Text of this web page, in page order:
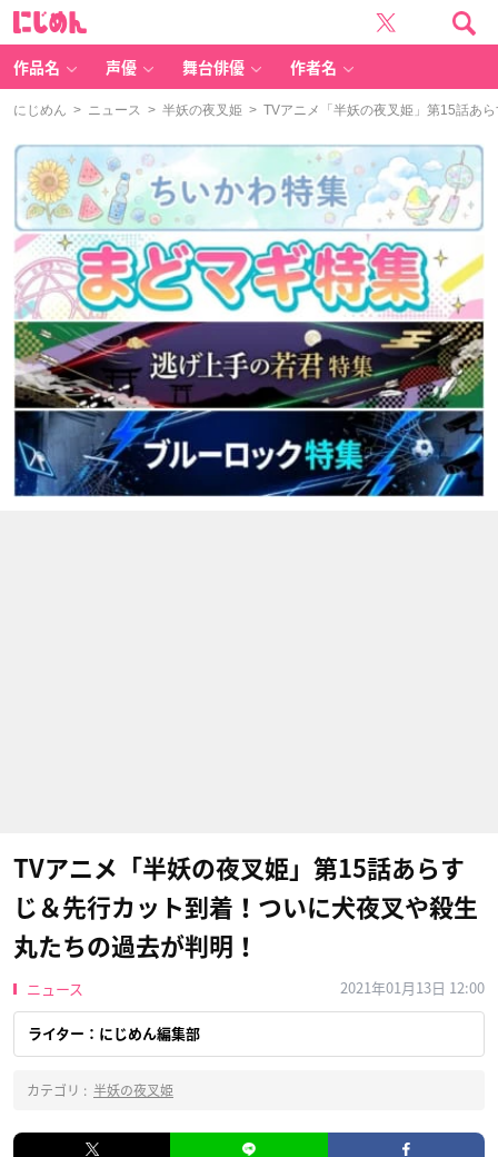
作品名 声優 舞台俳優 作者名
にじめん > ニュース > 半妖の夜叉姫 > TVアニメ「半妖の夜叉姫」第15話あ
TVアニメ「半妖の夜叉姫」第15話あらす
じ＆先行カット到着！ついに犬夜叉や殺生
丸たちの過去が判明！
ニュース 2021年01月13日 12:00
ライター：にじめん編集部
カテゴリ : 半妖の夜叉姫